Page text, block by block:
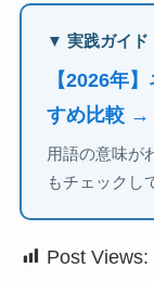
▼ 実践ガイド
【2026年
すめ比較 →
用語の意味が
もチェックし
Post Views: